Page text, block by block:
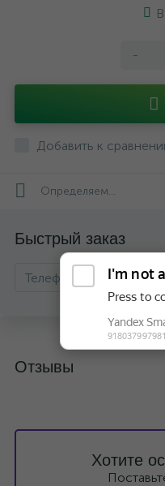
-
Добавить к
Определяем...
Быстрый заказ
Отзывы
Хотите